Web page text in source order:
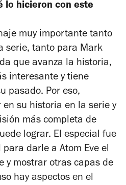
lo hicieron con este
muy importante tanto
serie, tanto para Mark
que avanza la historia,
interesante y tiene
pasado. Por eso,
su historia en la serie y
más completa de
lograr. El especial fue
darle a Atom Eve el
y mostrar otras capas de
hay aspectos en el